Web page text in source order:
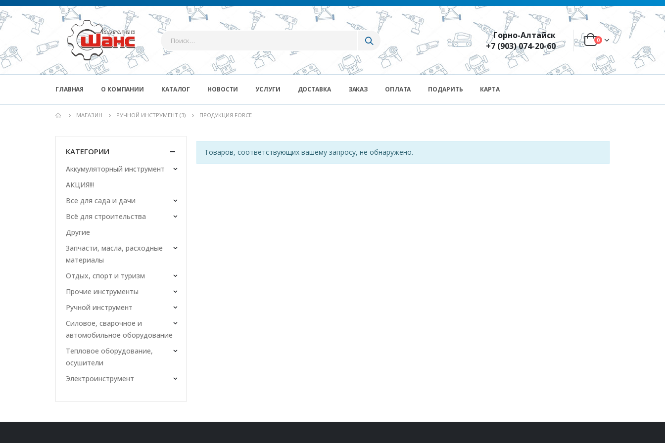
Горно-Алтайск
+7 (903) 074-20-60
0
ГЛАВНАЯ О КОМПАНИИ КАТАЛОГ НОВОСТИ УСЛУГИ ДОСТАВКА ЗАКАЗ ОПЛАТА ПОДАРИТЬ КАРТА
МАГАЗИН РУЧНОЙ ИНСТРУМЕНТ (3) ПРОДУКЦИЯ FORCE
Товаров, соответствующих вашему запросу, не обнаружено.
КАТЕГОРИИ
Аккумуляторный инструмент
АКЦИЯ!!!
Все для сада и дачи
Всё для строительства
Другие
Запчасти, масла, расходные
материалы
Отдых, спорт и туризм
Прочие инструменты
Ручной инструмент
Силовое, сварочное и
автомобильное оборудование
Тепловое оборудование,
осушители
Электроинструмент